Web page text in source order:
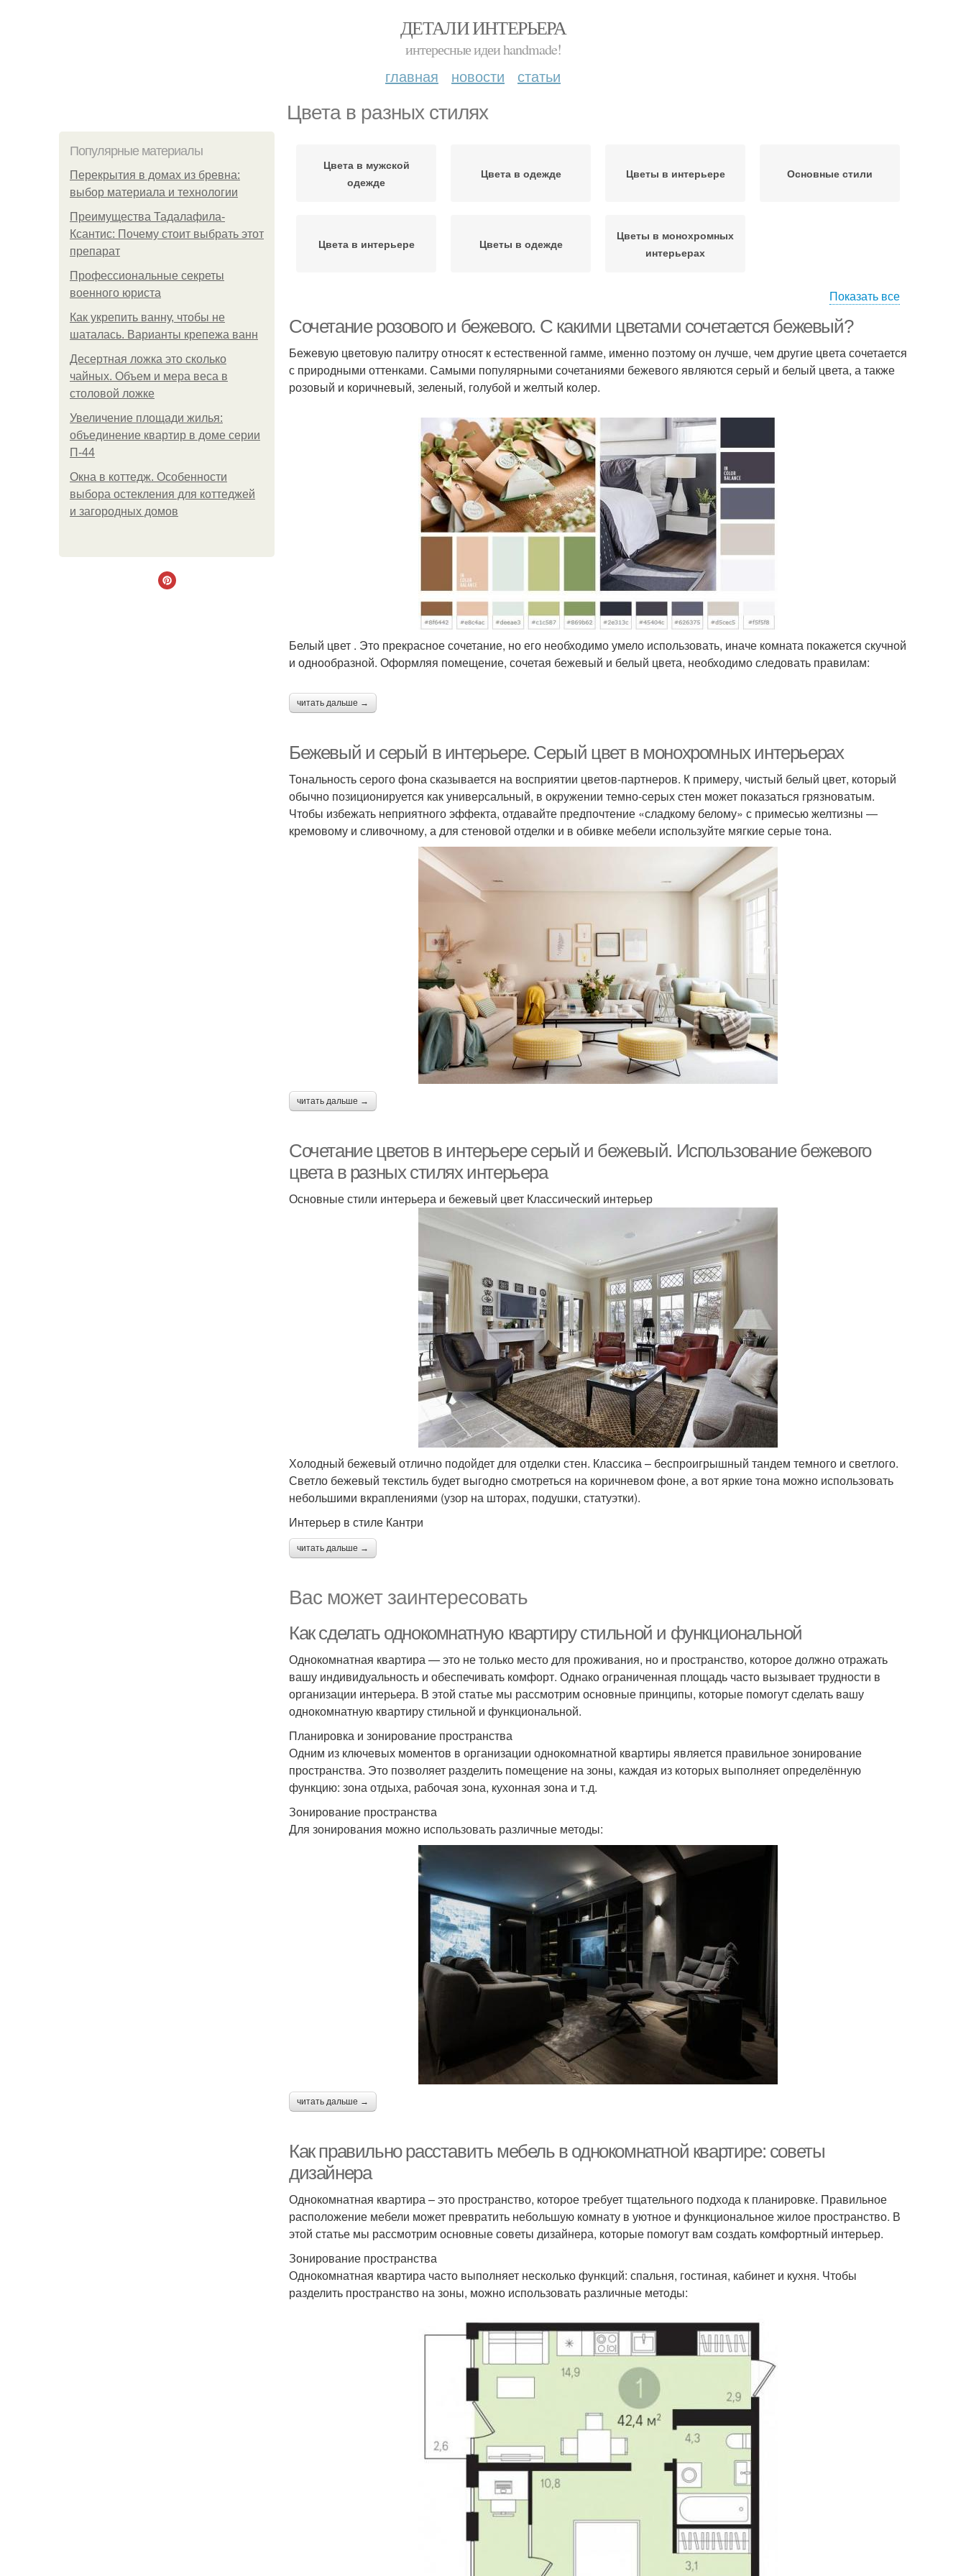
ДЕТАЛИ ИНТЕРЬЕРА
интересные идеи handmade!
главная новости статьи
Цвета в разных стилях
Популярные материалы
Перекрытия в домах из бревна:
выбор материала и технологии
Преимущества Тадалафила-
Ксантис: Почему стоит выбрать этот
препарат
Профессиональные секреты
военного юриста
Как укрепить ванну, чтобы не
шаталась. Варианты крепежа ванн
Десертная ложка это сколько
чайных. Объем и мера веса в
столовой ложке
Увеличение площади жилья:
объединение квартир в доме серии
П-44
Окна в коттедж. Особенности
выбора остекления для коттеджей
и загородных домов
Цвета в мужской
одежде
Цвета в одежде Цветы в интерьере Основные стили
Цвета в интерьере Цветы в одежде
Цветы в монохромных
интерьерах
Показать все
Сочетание розового и бежевого. С какими цветами сочетается бежевый?
Бежевую цветовую палитру относят к естественной гамме, именно поэтому он лучше, чем другие цвета сочетается
с природными оттенками. Самыми популярными сочетаниями бежевого являются серый и белый цвета, а также
розовый и коричневый, зеленый, голубой и желтый колер.
Белый цвет . Это прекрасное сочетание, но его необходимо умело использовать, иначе комната покажется скучной
и однообразной. Оформляя помещение, сочетая бежевый и белый цвета, необходимо следовать правилам:
читать дальше →
Бежевый и серый в интерьере. Серый цвет в монохромных интерьерах
Тональность серого фона сказывается на восприятии цветов-партнеров. К примеру, чистый белый цвет, который
обычно позиционируется как универсальный, в окружении темно-серых стен может показаться грязноватым.
Чтобы избежать неприятного эффекта, отдавайте предпочтение «сладкому белому» с примесью желтизны ―
кремовому и сливочному, а для стеновой отделки и в обивке мебели используйте мягкие серые тона.
читать дальше →
Сочетание цветов в интерьере серый и бежевый. Использование бежевого
цвета в разных стилях интерьера
Основные стили интерьера и бежевый цвет Классический интерьер
Холодный бежевый отлично подойдет для отделки стен. Классика – беспроигрышный тандем темного и светлого.
Светло бежевый текстиль будет выгодно смотреться на коричневом фоне, а вот яркие тона можно использовать
небольшими вкраплениями (узор на шторах, подушки, статуэтки).
Интерьер в стиле Кантри
читать дальше →
Вас может заинтересовать
Как сделать однокомнатную квартиру стильной и функциональной
Однокомнатная квартира — это не только место для проживания, но и пространство, которое должно отражать
вашу индивидуальность и обеспечивать комфорт. Однако ограниченная площадь часто вызывает трудности в
организации интерьера. В этой статье мы рассмотрим основные принципы, которые помогут сделать вашу
однокомнатную квартиру стильной и функциональной.
Планировка и зонирование пространства
Одним из ключевых моментов в организации однокомнатной квартиры является правильное зонирование
пространства. Это позволяет разделить помещение на зоны, каждая из которых выполняет определённую
функцию: зона отдыха, рабочая зона, кухонная зона и т.д.
Зонирование пространства
Для зонирования можно использовать различные методы:
читать дальше →
Как правильно расставить мебель в однокомнатной квартире: советы
дизайнера
Однокомнатная квартира – это пространство, которое требует тщательного подхода к планировке. Правильное
расположение мебели может превратить небольшую комнату в уютное и функциональное жилое пространство. В
этой статье мы рассмотрим основные советы дизайнера, которые помогут вам создать комфортный интерьер.
Зонирование пространства
Однокомнатная квартира часто выполняет несколько функций: спальня, гостиная, кабинет и кухня. Чтобы
разделить пространство на зоны, можно использовать различные методы: